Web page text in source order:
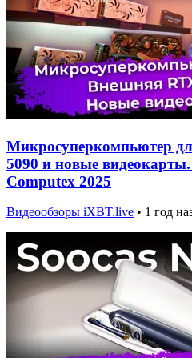
Микросуперкомпьютер
5090 и новые
Computex 2025
Видеообзоры iXBT.live • 1 год